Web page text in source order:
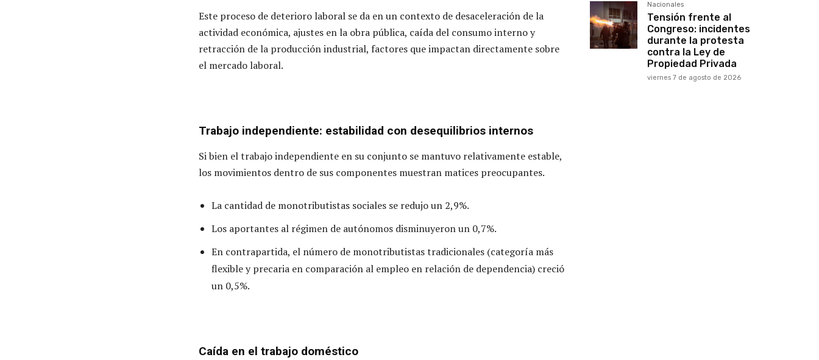
Este proceso de deterioro laboral se da en un contexto de desaceleración de la
actividad económica, ajustes en la obra pública, caída del consumo interno y
retracción de la producción industrial, factores que impactan directamente sobre
el mercado laboral.
Trabajo independiente: estabilidad con desequilibrios internos
Si bien el trabajo independiente en su conjunto se mantuvo relativamente estable,
los movimientos dentro de sus componentes muestran matices preocupantes.
La cantidad de monotributistas sociales se redujo un 2,9%.
Los aportantes al régimen de autónomos disminuyeron un 0,7%.
En contrapartida, el número de monotributistas tradicionales (categoría más
flexible y precaria en comparación al empleo en relación de dependencia) creció
un 0,5%.
Caída en el trabajo doméstico
Nacionales
Tensión frente al
Congreso: incidentes
durante la protesta
contra la Ley de
Propiedad Privada
viernes 7 de agosto de 2026